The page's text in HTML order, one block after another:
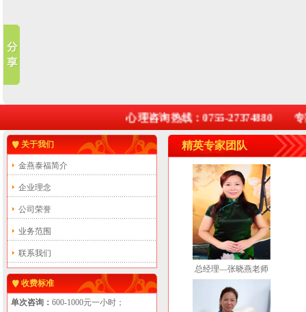
心理咨询热线：0755-27374880 专
关于我们
金燕泰福简介
企业理念
公司荣誉
业务范围
联系我们
收费标准
单次咨询： 600-1000元一小时；
精英专家团队
总经理—张晓燕老师